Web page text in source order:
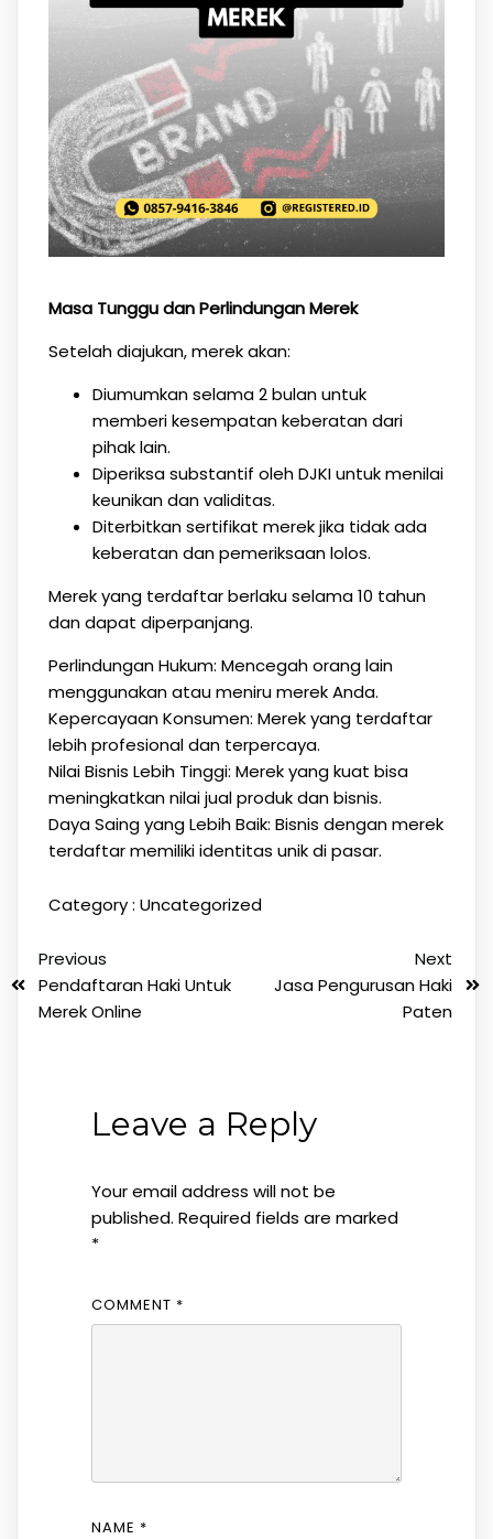
Masa Tunggu dan Perlindungan Merek
Setelah diajukan, merek akan:
Diumumkan selama 2 bulan untuk
memberi kesempatan keberatan dari
pihak lain.
Diperiksa substantif oleh DJKI untuk menilai
keunikan dan validitas.
Diterbitkan sertifikat merek jika tidak ada
keberatan dan pemeriksaan lolos.
Merek yang terdaftar berlaku selama 10 tahun
dan dapat diperpanjang.
Perlindungan Hukum: Mencegah orang lain
menggunakan atau meniru merek Anda.
Kepercayaan Konsumen: Merek yang terdaftar
lebih profesional dan terpercaya.
Nilai Bisnis Lebih Tinggi: Merek yang kuat bisa
meningkatkan nilai jual produk dan bisnis.
Daya Saing yang Lebih Baik: Bisnis dengan merek
terdaftar memiliki identitas unik di pasar.
Category : Uncategorized
Previous
Pendaftaran Haki Untuk
Merek Online
Next
Jasa Pengurusan Haki
Paten
Leave a Reply
Your email address will not be
published. Required fields are marked
*
COMMENT *
NAME *